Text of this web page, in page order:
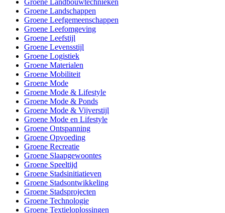
Groene Landbouwtechnieken
Groene Landschappen
Groene Leefgemeenschappen
Groene Leefomgeving
Groene Leefstijl
Groene Levensstijl
Groene Logistiek
Groene Materialen
Groene Mobiliteit
Groene Mode
Groene Mode & Lifestyle
Groene Mode & Ponds
Groene Mode & Vijverstijl
Groene Mode en Lifestyle
Groene Ontspanning
Groene Opvoeding
Groene Recreatie
Groene Slaapgewoontes
Groene Speeltijd
Groene Stadsinitiatieven
Groene Stadsontwikkeling
Groene Stadsprojecten
Groene Technologie
Groene Textieloplossingen